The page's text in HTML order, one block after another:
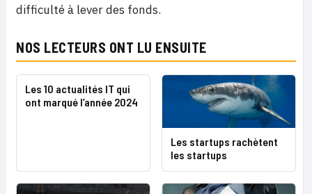
difficulté à lever des fonds.
NOS LECTEURS ONT LU ENSUITE
Les 10 actualités IT qui
ont marqué l’année 2024
Les startups rachètent
les startups